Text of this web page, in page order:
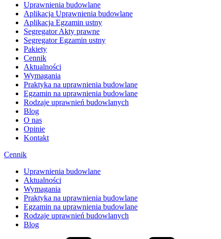
Uprawnienia budowlane
Aplikacja Uprawnienia budowlane
Aplikacja Egzamin ustny
Segregator Akty prawne
Segregator Egzamin ustny
Pakiety
Cennik
Aktualności
Wymagania
Praktyka na uprawnienia budowlane
Egzamin na uprawnienia budowlane
Rodzaje uprawnień budowlanych
Blog
O nas
Opinie
Kontakt
Cennik
Uprawnienia budowlane
Aktualności
Wymagania
Praktyka na uprawnienia budowlane
Egzamin na uprawnienia budowlane
Rodzaje uprawnień budowlanych
Blog